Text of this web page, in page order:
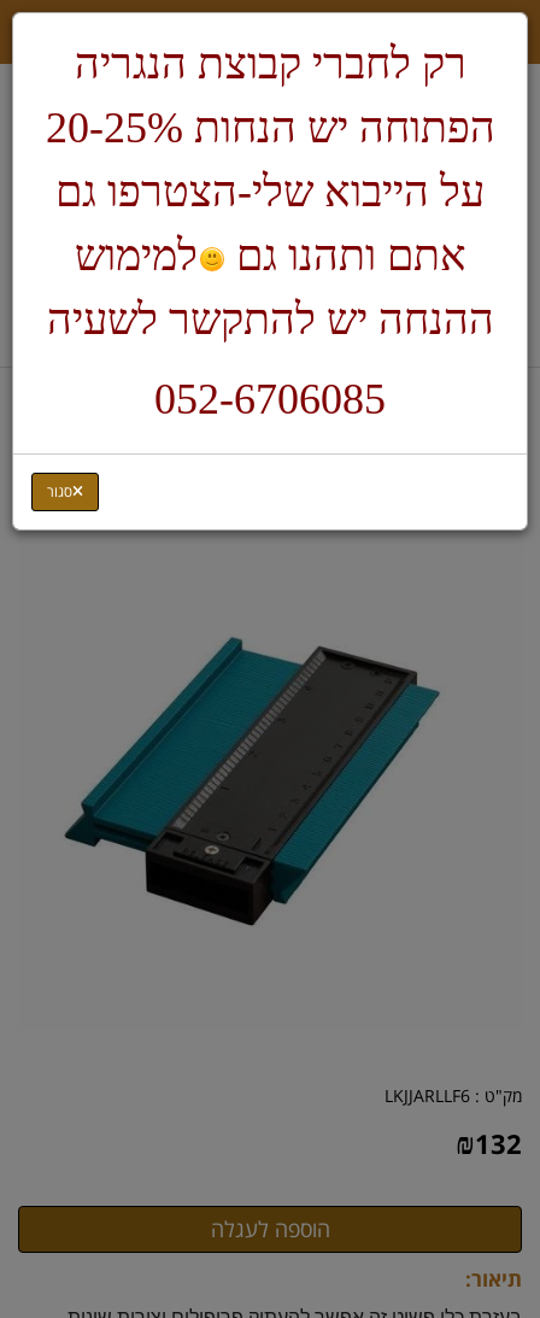
לעגלת הקניות
מחרטות ואביזרים
מק"ט : LKJJARLLF6
₪132
תיאור:
רק לחברי קבוצת הנגריה
הפתוחה יש הנחות 20-25%
על הייבוא שלי-הצטרפו גם
אתם ותהנו גם
למימוש
ההנחה יש להתקשר לשעיה
052-6706085
סגור